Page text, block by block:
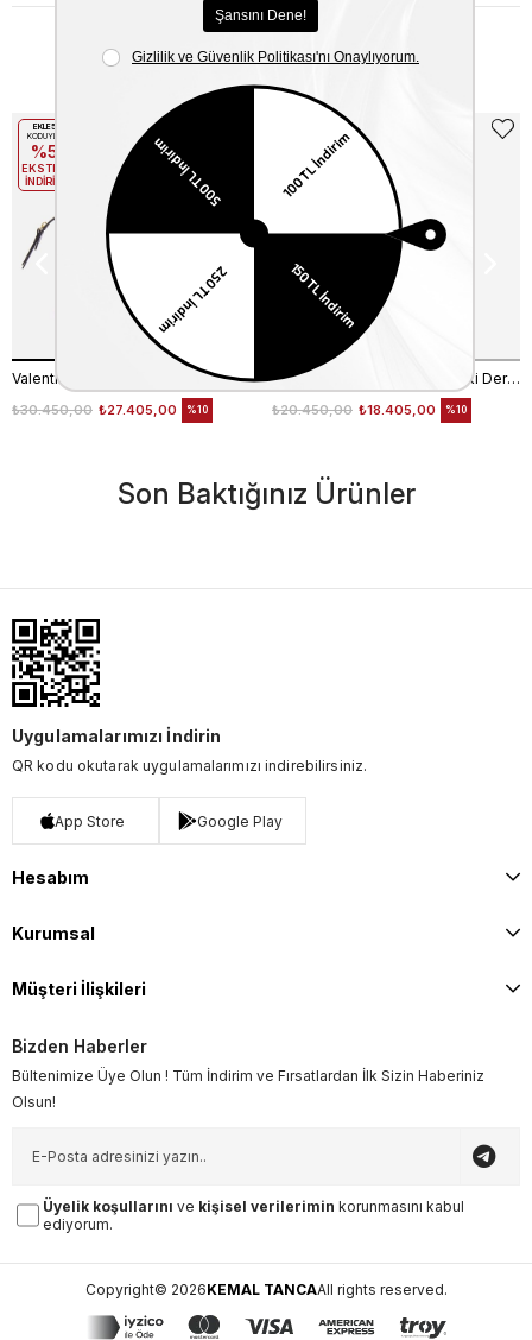
Benzer Ürünler
Valentino Orlandi Kadın Hakiki Deri Siyah Omuz Çantası
₺27.405,00
₺30.450,00 %10
EKLE5
KODUYLA
%5
EKSTRA
İNDİRİM
Valentino Orlandi Kadın Hakiki Deri Bordo Omuz Çantası
₺18.405,00
₺20.450,00 %10
EKSTRA
İNDİRİM
Son Baktığınız Ürünler
Uygulamalarımızı İndirin
QR kodu okutarak uygulamalarımızı indirebilirsiniz.
App Store Google Play
Hesabım
Kurumsal
Müşteri İlişkileri
Bizden Haberler
Bültenimize Üye Olun ! Tüm İndirim ve Fırsatlardan İlk Sizin Haberiniz
Olsun!
Üyelik koşullarını ve kişisel verilerimin korunmasını kabul
ediyorum.
Copyright© 2026KEMAL TANCAAll rights reserved.